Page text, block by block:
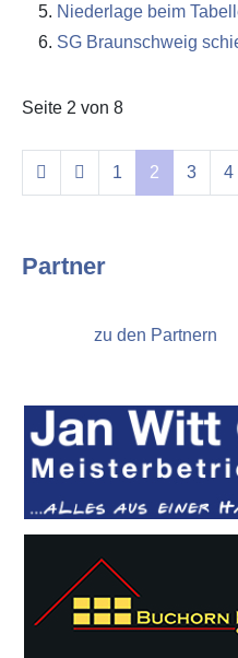
Partner
zu den Partnern
Niederlage beim
SG Braunschweig
Seite 2 von 8
1 2 3 4